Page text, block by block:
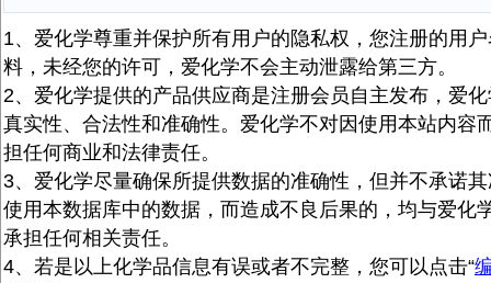
1、爱化学尊重并保护所有用户的隐私权，您注册的用
料，未经您的许可，爱化学不会主动泄露给第三方。
2、爱化学提供的产品供应商是注册会员自主发布，爱
真实性、合法性和准确性。爱化学不对因使用本站内容
担任何商业和法律责任。
3、爱化学尽量确保所提供数据的准确性，但并不承诺
使用本数据库中的数据，而造成不良后果的，均与爱化
承担任何相关责任。
4、若是以上化学品信息有误或者不完整，您可以点击“